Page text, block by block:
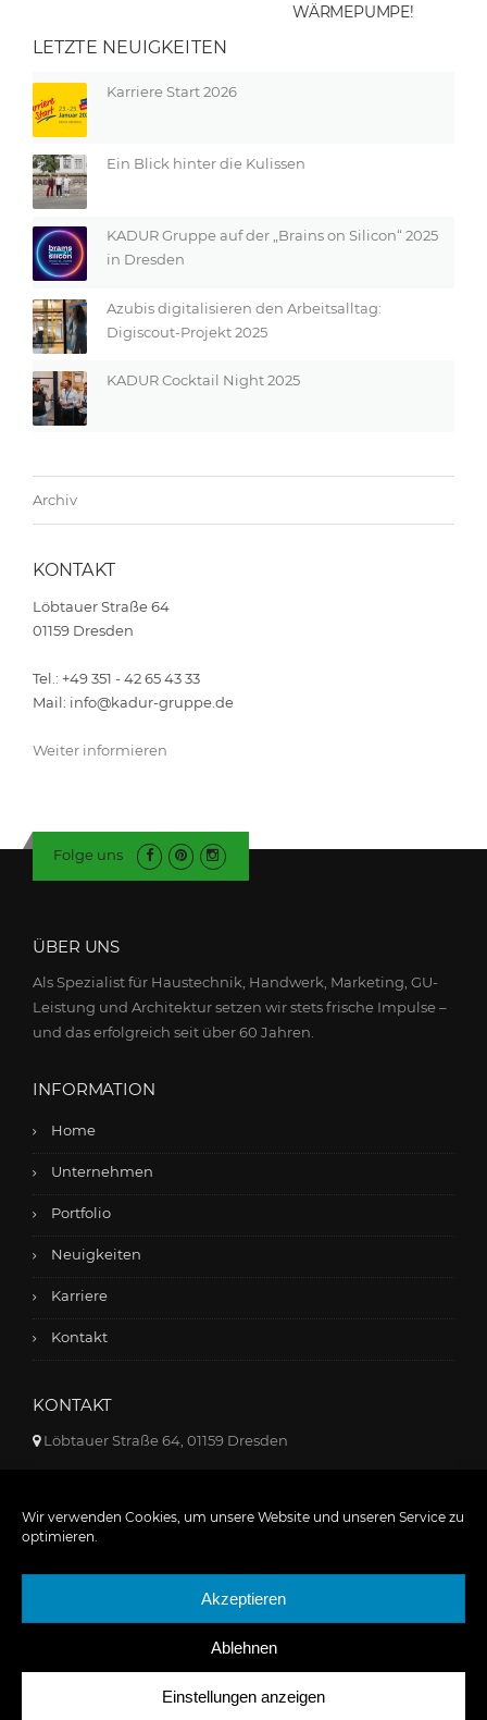
Wir verwenden Cookies, um unsere Website und unseren Service zu
optimieren.
Akzeptieren
Ablehnen
Einstellungen anzeigen
WÄRMEPUMPE!
LETZTE NEUIGKEITEN
Karriere Start 2026
Ein Blick hinter die Kulissen
KADUR Gruppe auf der „Brains on Silicon“ 2025
in Dresden
Azubis digitalisieren den Arbeitsalltag:
Digiscout-Projekt 2025
KADUR Cocktail Night 2025
Archiv
KONTAKT
Löbtauer Straße 64
01159 Dresden
Tel.: +49 351 - 42 65 43 33
Mail: info@kadur-gruppe.de
Weiter informieren
Folge uns
ÜBER UNS
Als Spezialist für Haustechnik, Handwerk, Marketing, GU-
Leistung und Architektur setzen wir stets frische Impulse –
und das erfolgreich seit über 60 Jahren.
INFORMATION
Home
Unternehmen
Portfolio
Neuigkeiten
Karriere
Kontakt
KONTAKT
Löbtauer Straße 64, 01159 Dresden
info@kadur-gruppe.de
Datenschutzerklärung